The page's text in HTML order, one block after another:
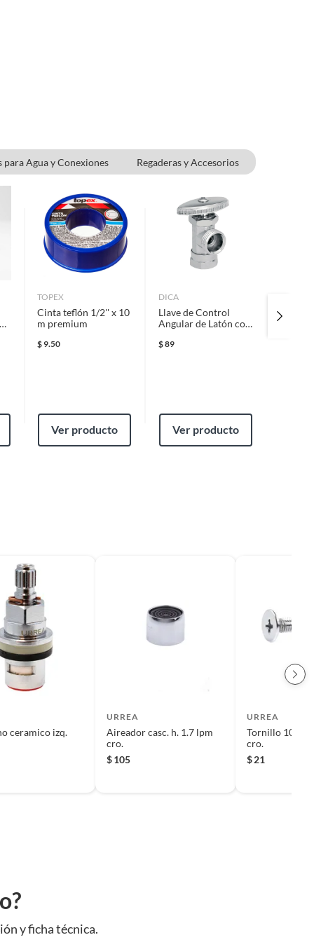
para Agua y Conexiones Regaderas y Accesorios
TOPEX
Cinta teflón 1/2'' x 10
m premium
$9.50
Ver producto
DICA
Llave de Control
Angular de Latón con
Contratuerca
$89
Ver producto
ceramico izq.
URREA
Aireador casc. h. 1.7 lpm
cro.
$105
URREA
Tornillo 10-32
cro.
$21
y ficha técnica.